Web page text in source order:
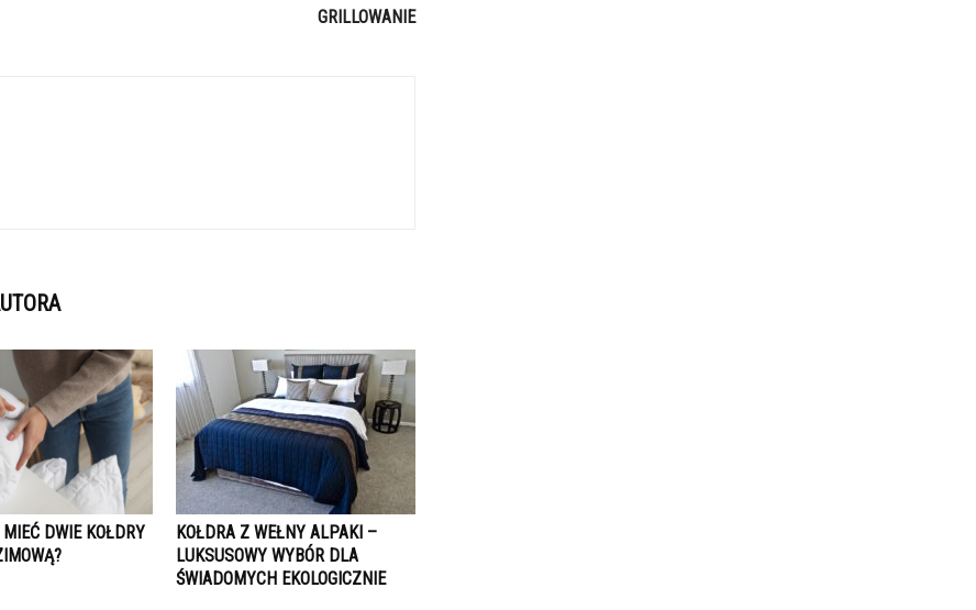
GRILLOWANIE
DWIE KOŁDRY
KOŁDRA Z WEŁNY ALPAKI –
LUKSUSOWY WYBÓR DLA
ŚWIADOMYCH EKOLOGICZNIE